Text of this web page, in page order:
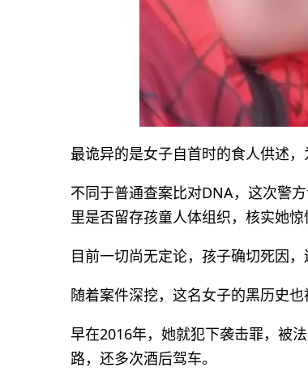
最诡异的是女子自首时的食人供述
不同于普通查案比对DNA，这次警
里是否留存孩童人体组织，核实她惊
目前一切尚无定论，孩子确切死因，
随着案件深挖，这名女子的黑历史
早在2016年，她就犯下袭击罪，被
路，还多次酒后驾车。